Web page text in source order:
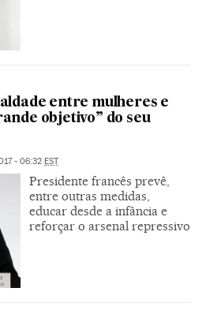
entre mulheres e
objetivo” do seu
- 06:32 EST
Presidente francês prevê,
entre outras medidas,
educar desde a infância e
reforçar o arsenal repressivo